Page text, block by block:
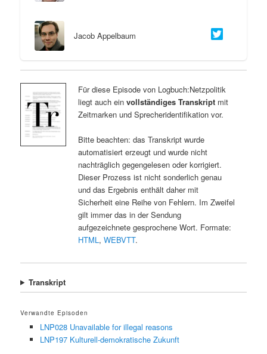
Jacob Appelbaum
Für diese Episode von Logbuch:Netzpolitik
liegt auch ein vollständiges Transkriptmit
Zeitmarken und Sprecheridentifikation vor.
Bitte beachten: das Transkript wurde
automatisiert erzeugt und wurde nicht
nachträglich gegengelesen oder korrigiert.
Dieser Prozess ist nicht sonderlich genau
und das Ergebnis enthält daher mit
Sicherheit eine Reihe von Fehlern. Im Zweifel
gilt immer das in der Sendung
aufgezeichnete gesprochene Wort. Formate:
HTML, WEBVTT.
Transkript
Verwandte Episoden
LNP028 Unavailable for illegal reasons
LNP197 Kulturell-demokratische Zukunft